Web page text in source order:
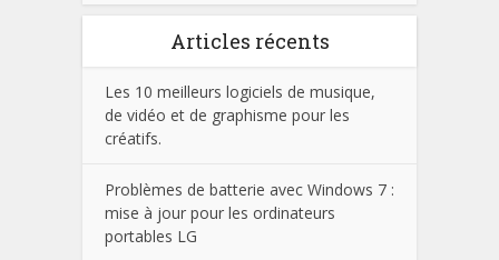
Articles récents
Les 10 meilleurs logiciels de musique,
de vidéo et de graphisme pour les
créatifs.
Problèmes de batterie avec Windows 7 :
mise à jour pour les ordinateurs
portables LG